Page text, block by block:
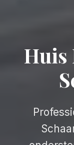
Huis